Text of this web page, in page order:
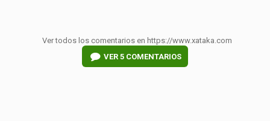
Ver todos los comentarios en https://www.xataka.com
VER 5 COMENTARIOS